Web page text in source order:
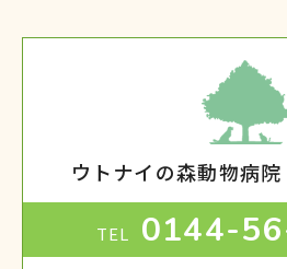
ウトナイの森動物病院
TEL 0144-